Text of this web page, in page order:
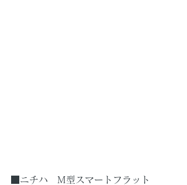
■ニチハ　M型スマートフラット